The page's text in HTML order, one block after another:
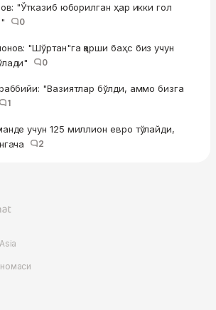
"Ўтказиб юборилган ҳар икки гол
0
"Шўртан"га қарши баҳс биз учун
0
"Вазиятлар бўлди, аммо бизга
1
учун 125 миллион евро тўлайди,
2